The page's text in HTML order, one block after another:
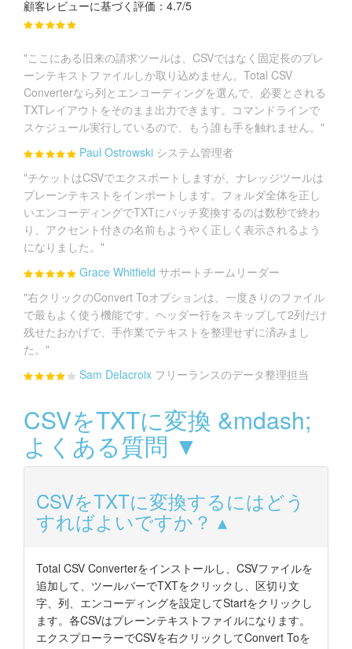
顧客レビューに基づく評価：4.7/5
"ここにある旧来の請求ツールは、CSVではなく固定長のプレ
ーンテキストファイルしか取り込めません。Total CSV
Converterなら列とエンコーディングを選んで、必要とされる
TXTレイアウトをそのまま出力できます。コマンドラインで
スケジュール実行しているので、もう誰も手を触れません。"
Paul Ostrowski システム管理者
"チケットはCSVでエクスポートしますが、ナレッジツールは
プレーンテキストをインポートします。フォルダ全体を正し
いエンコーディングでTXTにバッチ変換するのは数秒で終わ
り、アクセント付きの名前もようやく正しく表示されるよう
になりました。"
Grace Whitfield サポートチームリーダー
"右クリックのConvert Toオプションは、一度きりのファイル
で最もよく使う機能です。ヘッダー行をスキップして2列だけ
残せたおかげで、手作業でテキストを整理せずに済みまし
た。"
Sam Delacroix フリーランスのデータ整理担当
CSVをTXTに変換 &mdash;
よくある質問 ▼
CSVをTXTに変換するにはどう
すればよいですか？
Total CSV Converterをインストールし、CSVファイルを
追加して、ツールバーでTXTをクリックし、区切り文
字、列、エンコーディングを設定してStartをクリックし
ます。各CSVはプレーンテキストファイルになります。
エクスプローラーでCSVを右クリックしてConvert Toを